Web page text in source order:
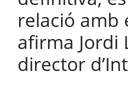
relació amb
afirma Jordi
director